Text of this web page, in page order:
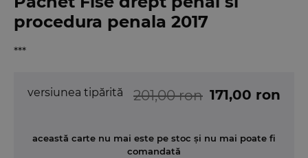
procedura penala 2017
***
versiunea tipărită 201,00 ron 171,00 ron
această carte nu mai este pe stoc și nu mai poate fi
comandată